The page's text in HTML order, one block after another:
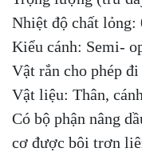
Nhiệt độ chất lỏng:
Kiểu cánh: Semi-
Vật rắn cho phép
Vật liệu: Thân,
Có bộ phận nâng
cơ được bôi trơn